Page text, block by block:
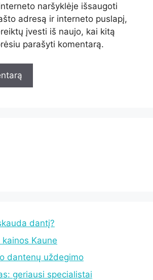
naršyklėje išsaugoti
adresą ir interneto puslapį,
įvesti iš naujo, kai kitą
parašyti komentarą.
dantį?
Kaune
dantenų uždegimo
geriausi specialistai